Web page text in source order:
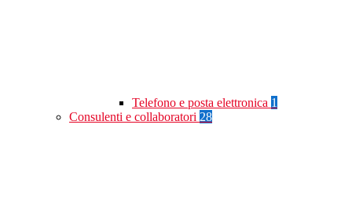
Telefono e posta elettronica 1
Consulenti e collaboratori 28